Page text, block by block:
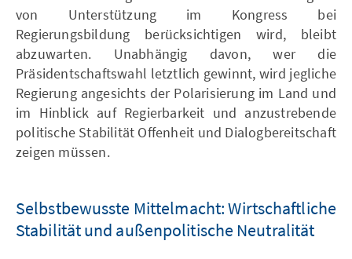
von Unterstützung im Kongress bei
Regierungsbildung berücksichtigen wird, bleibt
abzuwarten. Unabhängig davon, wer die
Präsidentschaftswahl letztlich gewinnt, wird jegliche
Regierung angesichts der Polarisierung im Land und
im Hinblick auf Regierbarkeit und anzustrebende
politische Stabilität Offenheit und Dialogbereitschaft
zeigen müssen.
Selbstbewusste Mittelmacht: Wirtschaftliche
Stabilität und außenpolitische Neutralität